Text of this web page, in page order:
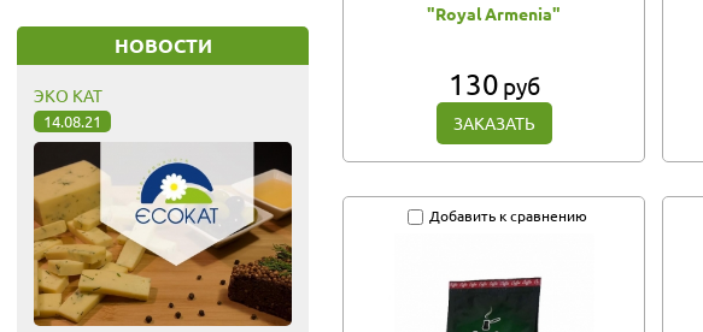
НОВОСТИ
ЭКО КАТ
14.08.21
"Royal Armenia"
130 руб
ЗАКАЗАТЬ
Добавить к сравнению